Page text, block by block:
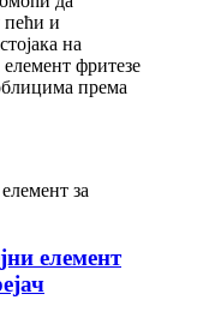
пећи и
на
елемент фритезе
према
елемент